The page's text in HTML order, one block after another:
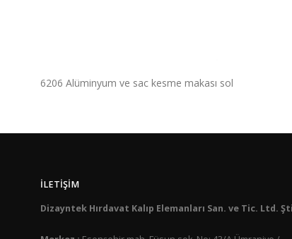
6206 Alüminyum ve sac kesme makası sol
İLETIŞIM
Dizayntek Hırdavat Kalıp Elemanları San. ve Tic. Ltd.